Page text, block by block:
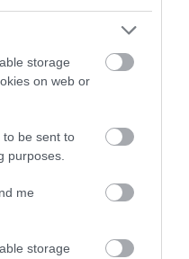
storage
on web or
to be sent to
purposes.
me
storage
μόνο μερικά
στο stage
στο Hall 2.
στο Google
τις ειδήσεις